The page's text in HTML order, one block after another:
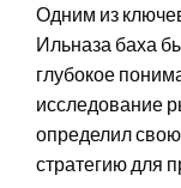
Одним из
Ильназа баха
глубокое
исследование
определил
стратегию для